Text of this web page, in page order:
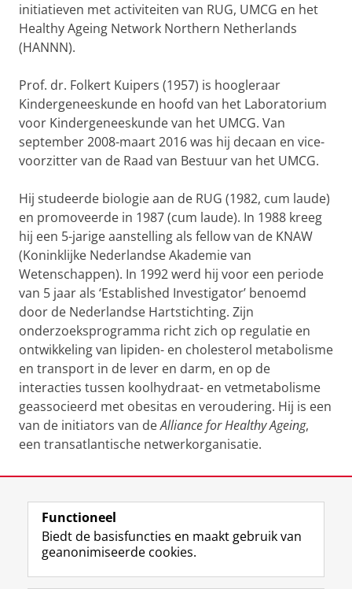
initiatieven met activiteiten van RUG, UMCG en het
Healthy Ageing Network Northern Netherlands
(HANNN).
Prof. dr. Folkert Kuipers (1957) is hoogleraar
Kindergeneeskunde en hoofd van het Laboratorium
voor Kindergeneeskunde van het UMCG. Van
september 2008-maart 2016 was hij decaan en vice-
voorzitter van de Raad van Bestuur van het UMCG.
Hij studeerde biologie aan de RUG (1982, cum laude)
en promoveerde in 1987 (cum laude). In 1988 kreeg
hij een 5-jarige aanstelling als fellow van de KNAW
(Koninklijke Nederlandse Akademie van
Wetenschappen). In 1992 werd hij voor een periode
van 5 jaar als ‘Established Investigator’ benoemd
door de Nederlandse Hartstichting. Zijn
onderzoeksprogramma richt zich op regulatie en
ontwikkeling van lipiden- en cholesterol metabolisme
en transport in de lever en darm, en op de
interacties tussen koolhydraat- en vetmetabolisme
geassocieerd met obesitas en veroudering. Hij is een
van de initiators van deAlliance for Healthy Ageing,
een transatlantische netwerkorganisatie.
View this page in:English
Volg de RUG
F
L
R I
Y
Functioneel
Biedt de basisfuncties en maakt gebruik van
geanonimiseerde cookies.